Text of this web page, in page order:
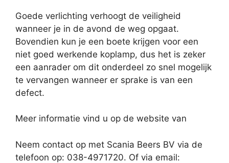
Goede verlichting verhoogt de veiligheid
wanneer je in de avond de weg opgaat.
Bovendien kun je een boete krijgen voor een
niet goed werkende koplamp, dus het is zeker
een aanrader om dit onderdeel zo snel mogelijk
te vervangen wanneer er sprake is van een
defect.
Meer informatie vind u op de website van
Neem contact op met Scania Beers BV via de
telefoon op: 038-4971720. Of via email: